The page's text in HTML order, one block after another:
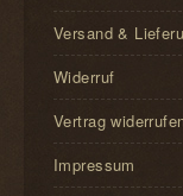
Versand &
Widerruf
Vertrag
Impressum